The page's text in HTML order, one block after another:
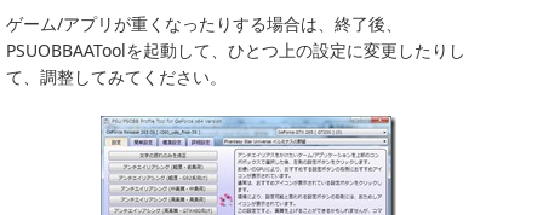
ゲーム/アプリが重くなったりする場合は、終了後、
PSUOBBAAToolを起動して、ひとつ上の設定に変更したりし
て、調整してみてください。